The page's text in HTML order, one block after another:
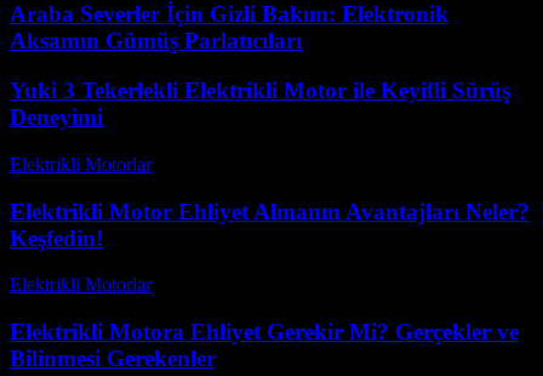
Araba Severler İçin Gizli Bakım: Elektronik
Aksamın Gümüş Parlatıcıları
Yuki 3 Tekerlekli Elektrikli Motor ile Keyifli Sürüş
Deneyimi
Elektrikli Motorlar-
Elektrikli Motor Ehliyet Almanın Avantajları Neler?
Keşfedin!
Elektrikli Motorlar-
Elektrikli Motora Ehliyet Gerekir Mi? Gerçekler ve
Bilinmesi Gerekenler